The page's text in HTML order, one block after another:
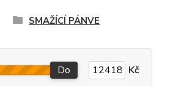
SMAŽÍCÍ PÁNVE
Do Kč